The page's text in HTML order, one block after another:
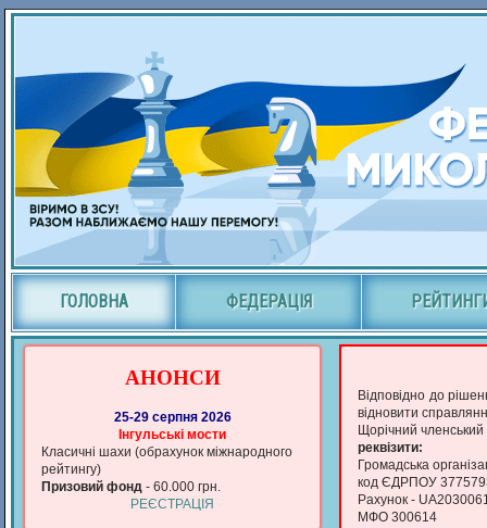
ГОЛОВНА ФЕДЕРАЦІЯ
Відповідно до
відновити
Щорічний членський
реквізити:
Громадська
код ЄДРПОУ
Рахунок -
МФО 300614
АНОНСИ
25-29 серпня 2026
Iнгульськi мости
Класичні шахи (обрахунок мiжнародного
рейтингу)
Призовий фонд - 60.000 грн.
РЕЄСТРАЦІЯ